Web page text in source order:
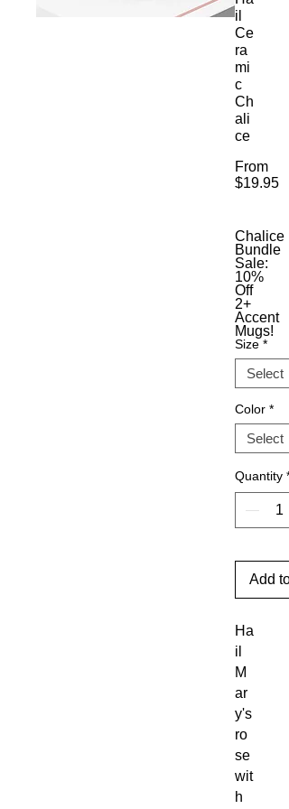
il
Ce
ra
mi
c
Ch
ali
ce
From
$19.95
Chalice
Bundle
Sale:
10%
Off
2+
Accent
Mugs!
Size *
Color *
Quantity *
Add
Ha
il
M
ar
y's
ro
se
wit
h